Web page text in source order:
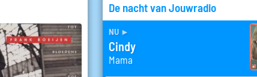
De nacht van Jouwradio
nu ►
Cindy
Mama